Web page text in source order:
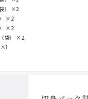
×2
×2
×2
）
×2
×1